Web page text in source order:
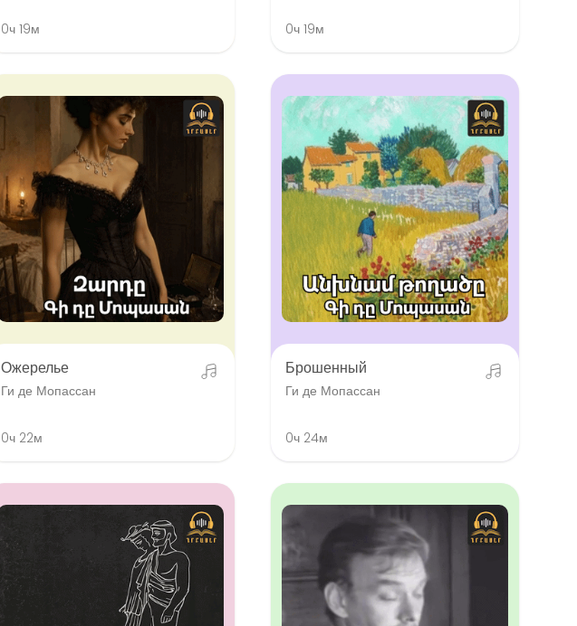
0ч 19м 0ч 19м
Ожерелье
Ги де Мопассан
0ч 22м
Брошенный
Ги де Мопассан
0ч 24м